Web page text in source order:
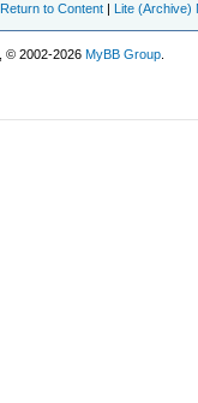
Return to Content | Lite (Archive)
, © 2002-2026MyBB Group